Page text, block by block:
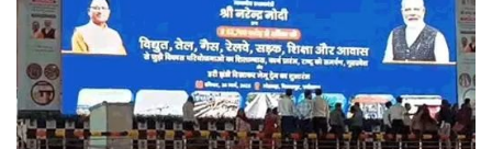
a
i
l